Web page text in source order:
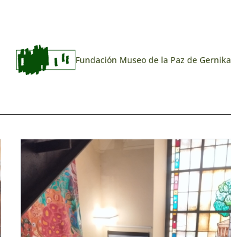
Fundación Museo de la Paz de Gernika